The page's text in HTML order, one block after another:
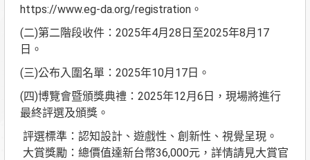
https://www.eg-da.org/registration。
(二)第二階段收件：2025年4月28日至2025年8月17
日。
(三)公布入圍名單：2025年10月17日。
(四)博覽會暨頒獎典禮：2025年12月6日，現場將進行
最終評選及頒獎。
評選標準：認知設計、遊戲性、創新性、視覺呈現。
大賞獎勵：總價值達新台幣36,000元，詳情請見大賞官